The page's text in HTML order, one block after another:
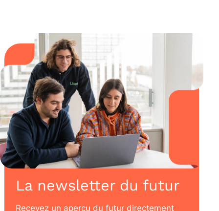
La newsletter du futur
Recevez un aperçu du futur directement